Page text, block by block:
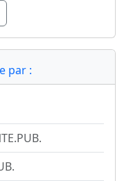
par :